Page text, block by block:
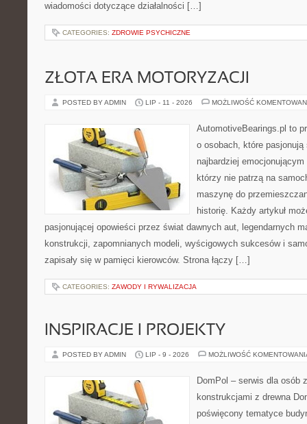
wiadomości dotyczące działalności […]
CATEGORIES: ZDROWIE PSYCHICZNE
ZŁOTA ERA MOTORYZACJI
POSTED BY ADMIN LIP - 11 - 2026 MOŻLIWOŚĆ
AutomotiveBearings.pl to
o osobach, które
najbardziej
którzy nie patrzą na
maszynę do
historię. Każdy artykuł
pasjonującej opowieści przez świat dawnych aut, legendarnych
konstrukcji, zapomnianych modeli, wyścigowych sukcesów i
zapisały się w pamięci kierowców. Strona łączy […]
CATEGORIES: ZAWODY I RYWALIZACJA
INSPIRACJE I PROJEKTY
POSTED BY ADMIN LIP - 9 - 2026 MOŻLIWOŚĆ
DomPol – serwis dla osób
konstrukcjami z drewna
poświęcony tematyce